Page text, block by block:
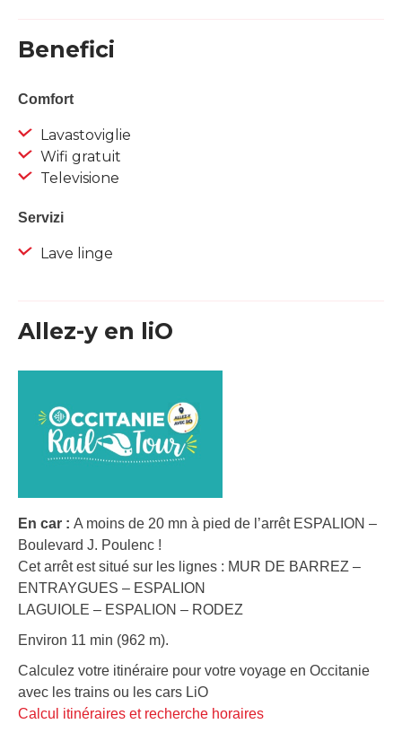
Benefici
Comfort
Lavastoviglie
Wifi gratuit
Televisione
Servizi
Lave linge
Allez-y en liO
En car : A moins de 20 mn à pied de l’arrêt ESPALION –
Boulevard J. Poulenc !
Cet arrêt est situé sur les lignes : MUR DE BARREZ –
ENTRAYGUES – ESPALION
LAGUIOLE – ESPALION – RODEZ
Environ 11 min (962 m).
Calculez votre itinéraire pour votre voyage en Occitanie
avec les trains ou les cars LiO
Calcul itinéraires et recherche horaires